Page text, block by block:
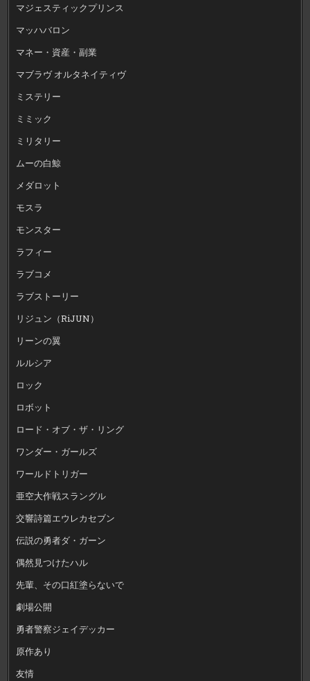
マジェスティックプリンス
マッハバロン
マネー・資産・副業
マブラヴ オルタネイティヴ
ミステリー
ミミック
ミリタリー
ムーの白鯨
メダロット
モスラ
モンスター
ラフィー
ラブコメ
ラブストーリー
リジュン（RiJUN）
リーンの翼
ルルシア
ロック
ロボット
ロード・オブ・ザ・リング
ワンダー・ガールズ
ワールドトリガー
亜空大作戦スラングル
交響詩篇エウレカセブン
伝説の勇者ダ・ガーン
偶然見つけたハル
先輩、その口紅塗らないで
劇場公開
勇者警察ジェイデッカー
原作あり
友情